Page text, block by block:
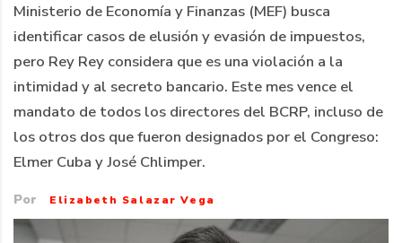
Ministerio de Economía y Finanzas (MEF) busca
identificar casos de elusión y evasión de impuestos,
pero Rey Rey considera que es una violación a la
intimidad y al secreto bancario. Este mes vence el
mandato de todos los directores del BCRP, incluso de
los otros dos que fueron designados por el Congreso:
Elmer Cuba y José Chlimper.
Por Elizabeth Salazar Vega